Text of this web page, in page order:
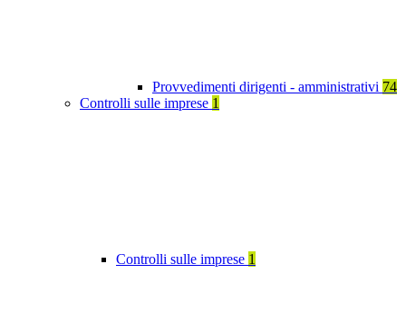
Provvedimenti dirigenti - amministrativi 74
Controlli sulle imprese 1
Controlli sulle imprese 1